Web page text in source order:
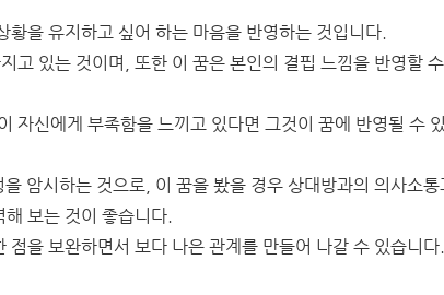
을 유지하고 싶어 하는 마음을 반영하는 것입니다.
고 있는 것이며, 또한 이 꿈은 본인의 결핍 느낌을 반영할
자신에게 부족함을 느끼고 있다면 그것이 꿈에 반영될 수
암시하는 것으로, 이 꿈을 봤을 경우 상대방과의 의사소통
보는 것이 좋습니다.
을 보완하면서 보다 나은 관계를 만들어 나갈 수 있습니다.